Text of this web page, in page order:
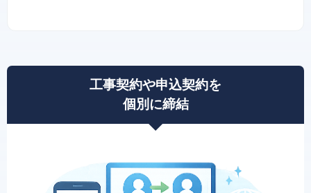
工事契約や申込契約を
個別に締結